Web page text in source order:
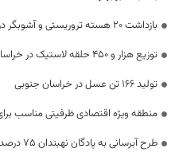
بازداشت ۲۰ هسته تروریستی و آشوبگر در خراسان جنوبی
توزیع هزار و 450 حلقه لاستیک در خراسان جنوبی
تولید 166 تن عسل در خراسان جنوبی
منطقه ویژه اقتصادی ظرفیتی مناسب
طرح آبرسانی به پادگان نهبندان 75 درصد پیشرفت فیزیکی دارد